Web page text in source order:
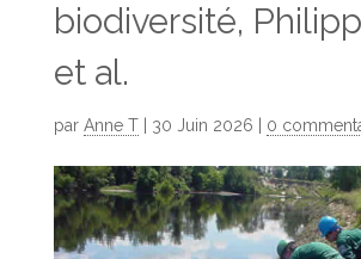
biodiversité,
et al.
par Anne T| 30 Juin 2026 0